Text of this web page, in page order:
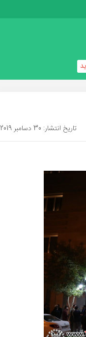
تاریخ انتشار: 30 دسامبر 2019